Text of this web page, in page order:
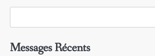
Messages Récents